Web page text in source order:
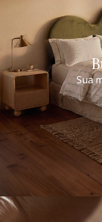
Sua